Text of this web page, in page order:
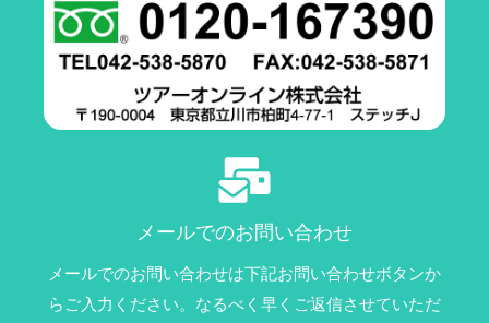
メールでのお問い合わせ
メールでのお問い合わせは下記お問い合わせボタンか
らご入力ください。なるべく早くご返信させていただ